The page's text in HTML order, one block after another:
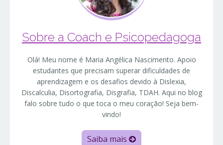
Sobre a Coach e Psicopedagoga
Olá! Meu nome é Maria Angélica Nascimento. Apoio
estudantes que precisam superar dificuldades de
aprendizagem e os desafios devido à Dislexia,
Discalculia, Disortografia, Disgrafia, TDAH. Aqui no blog
falo sobre tudo o que toca o meu coração! Seja bem-
vindo!
Saiba mais